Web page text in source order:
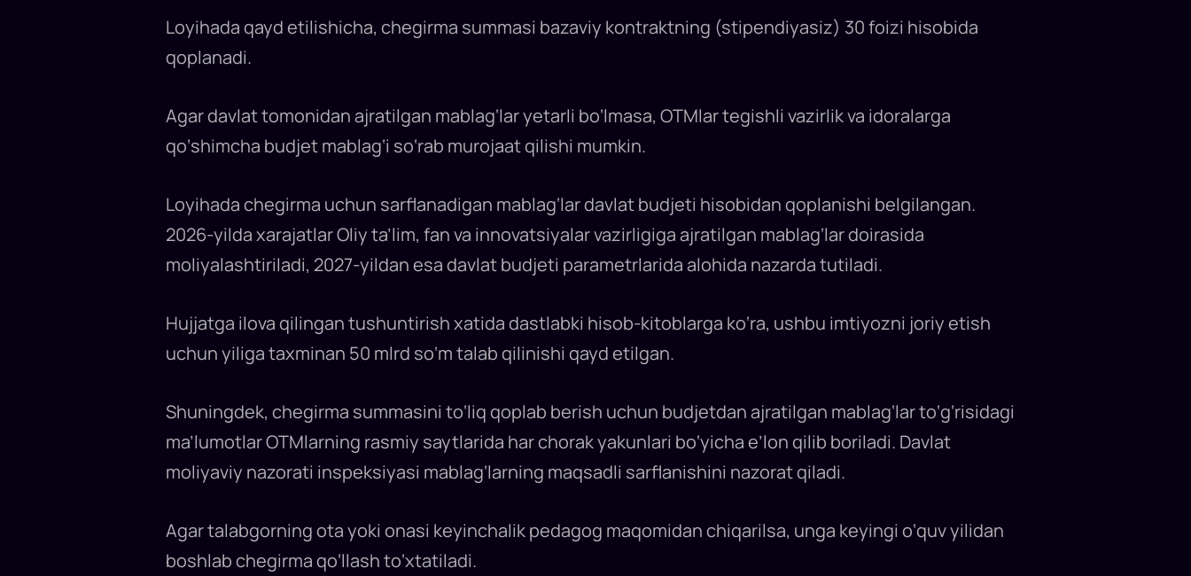
Loyihada qayd etilishicha, chegirma summasi bazaviy kontraktning (stipendiyasiz) 30 foizi hisobida
qoplanadi.
Agar davlat tomonidan ajratilgan mablag‘lar yetarli bo‘lmasa, OTMlar tegishli vazirlik va idoralarga
qo‘shimcha budjet mablag‘i so‘rab murojaat qilishi mumkin.
Loyihada chegirma uchun sarflanadigan mablag‘lar davlat budjeti hisobidan qoplanishi belgilangan.
2026-yilda xarajatlar Oliy ta’lim, fan va innovatsiyalar vazirligiga ajratilgan mablag‘lar doirasida
moliyalashtiriladi, 2027-yildan esa davlat budjeti parametrlarida alohida nazarda tutiladi.
Hujjatga ilova qilingan tushuntirish xatida dastlabki hisob-kitoblarga ko‘ra, ushbu imtiyozni joriy etish
uchun yiliga taxminan 50 mlrd so‘m talab qilinishi qayd etilgan.
Shuningdek, chegirma summasini to‘liq qoplab berish uchun budjetdan ajratilgan mablag‘lar to‘g‘risidagi
ma’lumotlar OTMlarning rasmiy saytlarida har chorak yakunlari bo‘yicha e’lon qilib boriladi. Davlat
moliyaviy nazorati inspeksiyasi mablag‘larning maqsadli sarflanishini nazorat qiladi.
Agar talabgorning ota yoki onasi keyinchalik pedagog maqomidan chiqarilsa, unga keyingi o‘quv yilidan
boshlab chegirma qo‘llash to‘xtatiladi.